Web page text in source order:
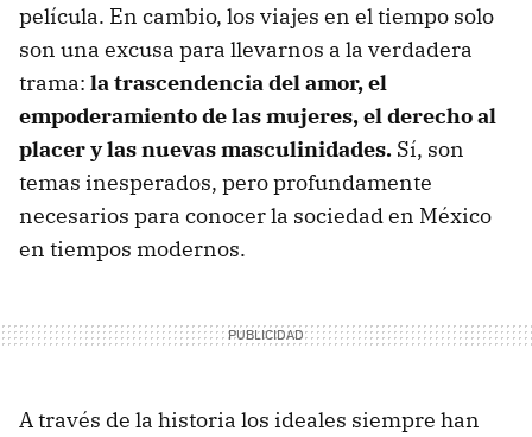
película. En cambio, los viajes en el tiempo solo
son una excusa para llevarnos a la verdadera
trama: la trascendencia del amor, el
empoderamiento de las mujeres, el derecho al
placer y las nuevas masculinidades. Sí, son
temas inesperados, pero profundamente
necesarios para conocer la sociedad en México
en tiempos modernos.
A través de la historia los ideales siempre han